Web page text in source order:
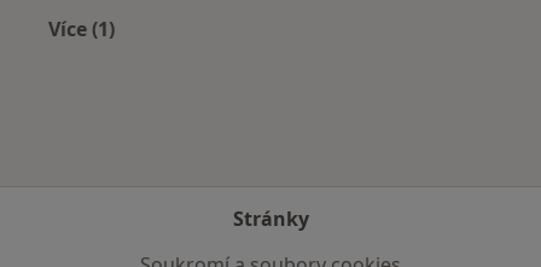
Více (1)
Stránky